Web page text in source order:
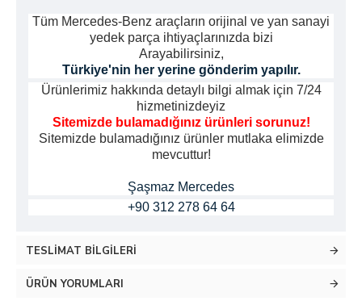
Tüm Mercedes-Benz araçların orijinal ve yan sanayi
yedek parça ihtiyaçlarınızda bizi
Arayabilirsiniz,
Türkiye'nin her yerine gönderim yapılır.
Ürünlerimiz hakkında detaylı bilgi almak için 7/24
hizmetinizdeyiz
Sitemizde bulamadığınız ürünleri sorunuz!
Sitemizde bulamadığınız ürünler mutlaka elimizde
mevcuttur!
Şaşmaz Mercedes
+90 312 278 64 64
TESLIMAT BILGILERI
ÜRÜN YORUMLARI